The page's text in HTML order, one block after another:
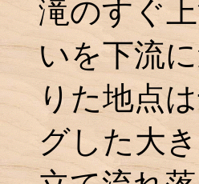
滝のすぐ
いを下流
りた地点
グした大